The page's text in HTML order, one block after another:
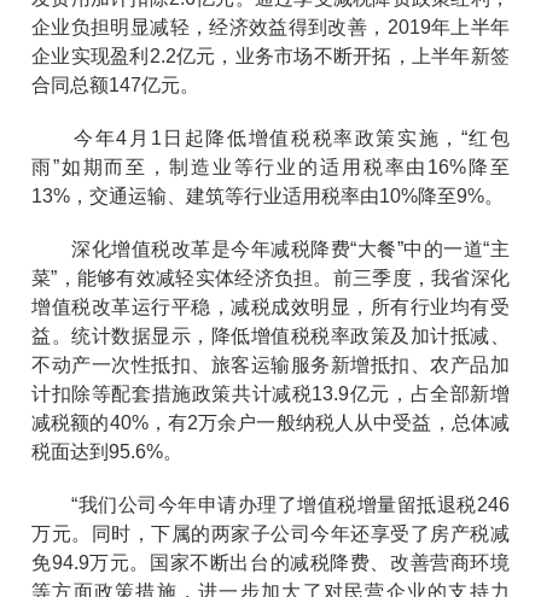
企业负担明显减轻，经济效益得到改善，2019年上半年
企业实现盈利2.2亿元，业务市场不断开拓，上半年新签
合同总额147亿元。
今年4月1日起降低增值税税率政策实施，“红包
雨”如期而至，制造业等行业的适用税率由16%降至
13%，交通运输、建筑等行业适用税率由10%降至9%。
深化增值税改革是今年减税降费“大餐”中的一道“主
菜”，能够有效减轻实体经济负担。前三季度，我省深化
增值税改革运行平稳，减税成效明显，所有行业均有受
益。统计数据显示，降低增值税税率政策及加计抵减、
不动产一次性抵扣、旅客运输服务新增抵扣、农产品加
计扣除等配套措施政策共计减税13.9亿元，占全部新增
减税额的40%，有2万余户一般纳税人从中受益，总体减
税面达到95.6%。
“我们公司今年申请办理了增值税增量留抵退税246
万元。同时，下属的两家子公司今年还享受了房产税减
免94.9万元。国家不断出台的减税降费、改善营商环境
等方面政策措施，进一步加大了对民营企业的支持力